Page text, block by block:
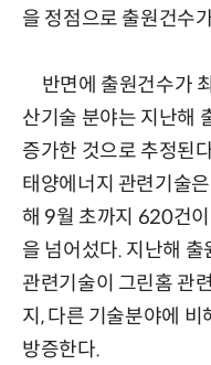
을 정점으로 출원건수
반면에 출원건수가
산기술 분야는 지난해
증가한 것으로 추정된
태양에너지 관련기술
해 9월 초까지 620건
을 넘어섰다. 지난해
관련기술이 그린홈 관
지, 다른 기술분야에
방증한다.